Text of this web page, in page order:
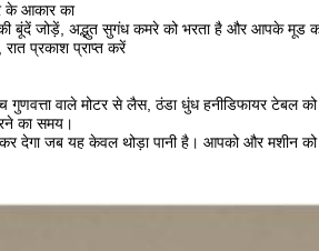
के आकार का
बूंदें जोड़ें, अद्भुत सुगंध कमरे को भरता है और आपके मूड
प्रकाश प्राप्त करें
वाले मोटर से लैस, ठंडा धुंध हनीडिफायर टेबल को
का समय।
देगा जब यह केवल थोड़ा पानी है। आपको और मशीन